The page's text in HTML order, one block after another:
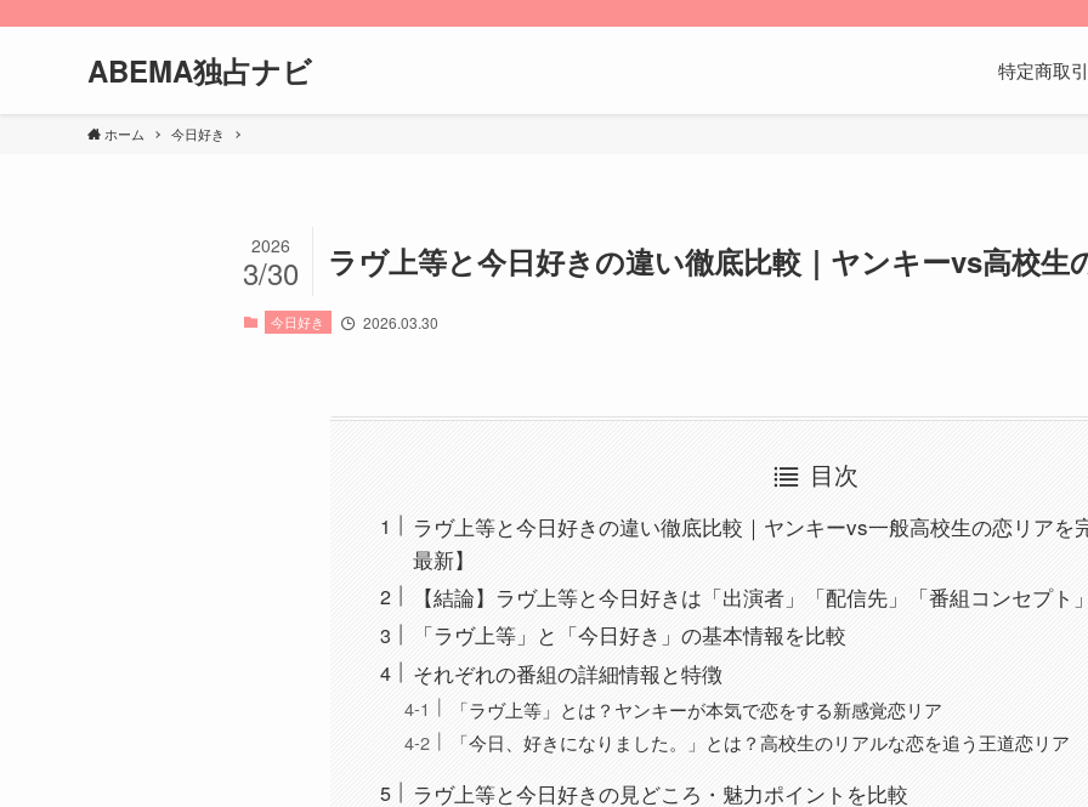
ABEMA独占ナビ 特定商取
ホーム 今日好き
ラヴ上等と今日好きの違い徹底比較｜ヤンキーvs高校生
2026
3/30
今日好き 2026.03.30
目次
ラヴ上等と今日好きの違い徹底比較｜ヤンキーvs一般高校生の恋リアを
最新】
【結論】ラヴ上等と今日好きは「出演者」「配信先」「番組コンセプト
「ラヴ上等」と「今日好き」の基本情報を比較
それぞれの番組の詳細情報と特徴
「ラヴ上等」とは？ヤンキーが本気で恋をする新感覚恋リア
「今日、好きになりました。」とは？高校生のリアルな恋を追う王道恋リア
ラヴ上等と今日好きの見どころ・魅力ポイントを比較